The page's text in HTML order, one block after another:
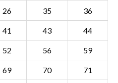
26 35 36
41 43 44
52 56 59
69 70 71